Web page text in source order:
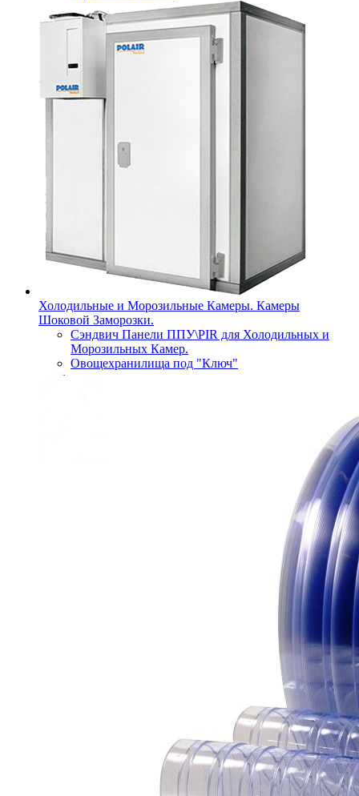
Холодильные и Морозильные Камеры. Камеры
Шоковой Заморозки.
Сэндвич Панели ППУ\PIR для Холодильных и
Морозильных Камер.
Овощехранилища под "Ключ"